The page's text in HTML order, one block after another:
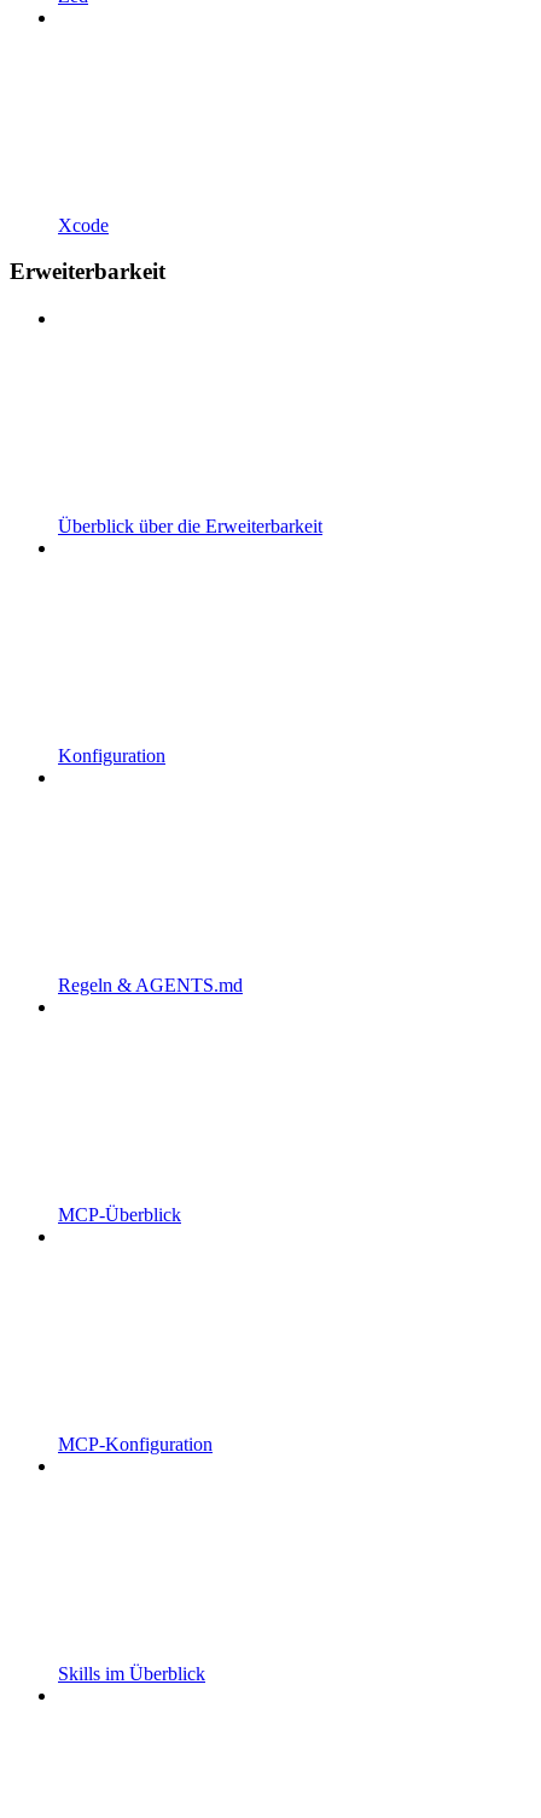
Xcode
Erweiterbarkeit
Überblick über die Erweiterbarkeit
Konfiguration
Regeln & AGENTS.md
MCP-Überblick
MCP-Konfiguration
Skills im Überblick